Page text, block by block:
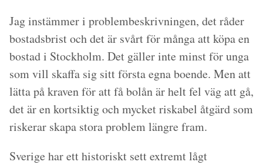
Jag instämmer i problembeskrivningen, det råder
bostadsbrist och det är svårt för många att köpa en
bostad i Stockholm. Det gäller inte minst för unga
som vill skaffa sig sitt första egna boende. Men att
lätta på kraven för att få bolån är helt fel väg att gå,
det är en kortsiktig och mycket riskabel åtgärd som
riskerar skapa stora problem längre fram.
Sverige har ett historiskt sett extremt lågt